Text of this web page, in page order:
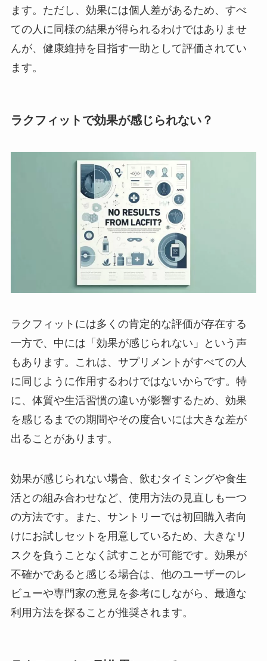
ます。ただし、効果には個人差があるため、すべ
ての人に同様の結果が得られるわけではありませ
んが、健康維持を目指す一助として評価されてい
ます。
ラクフィットで効果が感じられない？
ラクフィットには多くの肯定的な評価が存在する
一方で、中には「効果が感じられない」という声
もあります。これは、サプリメントがすべての人
に同じように作用するわけではないからです。特
に、体質や生活習慣の違いが影響するため、効果
を感じるまでの期間やその度合いには大きな差が
出ることがあります。
効果が感じられない場合、飲むタイミングや食生
活との組み合わせなど、使用方法の見直しも一つ
の方法です。また、サントリーでは初回購入者向
けにお試しセットを用意しているため、大きなリ
スクを負うことなく試すことが可能です。効果が
不確かであると感じる場合は、他のユーザーのレ
ビューや専門家の意見を参考にしながら、最適な
利用方法を探ることが推奨されます。